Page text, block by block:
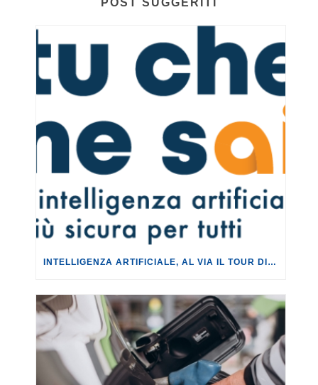
POST SUGGERITI
INTELLIGENZA ARTIFICIALE, AL VIA IL TOUR DI EVENTI DEL PROGETTO TU CHE NE SAI?